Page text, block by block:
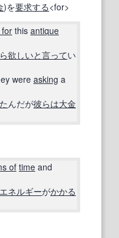
)を要求する<for>
this antique
欲しいと言ってい
were asking a
んだが彼らは大金
of time and
エネルギーがかかる